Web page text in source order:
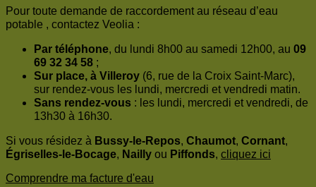
Pour toute demande de raccordement au réseau d’eau
potable , contactez Veolia :
Par téléphone, du lundi 8h00 au samedi 12h00, au 09
69 32 34 58 ;
Sur place, à Villeroy (6, rue de la Croix Saint-Marc),
sur rendez-vous les lundi, mercredi et vendredi matin.
Sans rendez-vous : les lundi, mercredi et vendredi, de
13h30 à 16h30.
Si vous résidez à Bussy-le-Repos, Chaumot, Cornant,
Égriselles-le-Bocage, Nailly ou Piffonds, cliquez ici
Comprendre ma facture d'eau